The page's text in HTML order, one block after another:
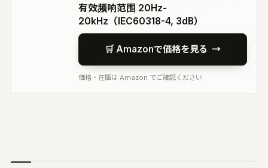
有效频响范围 20Hz-
20kHz（IEC60318-4, 3dB）
🛒 Amazonで価格を見る →
価格・在庫は Amazon でご確認ください